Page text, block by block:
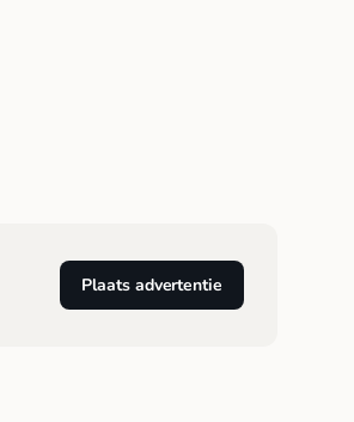
Plaats advertentie